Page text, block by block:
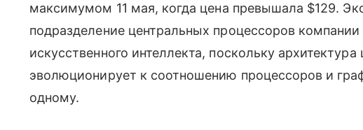
максимумом 11 мая, когда цена превышала $129.
подразделение центральных процессоров
искусственного интеллекта, поскольку
эволюционирует к соотношению процессоров и
одному.